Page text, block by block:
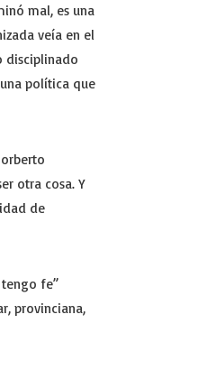
mal, es una
veía en el
disciplinado
política que
otra cosa. Y
de
fe”
provinciana,